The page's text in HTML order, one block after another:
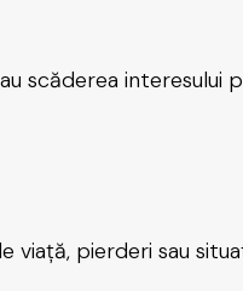
scăderea
viață, pierderi sau